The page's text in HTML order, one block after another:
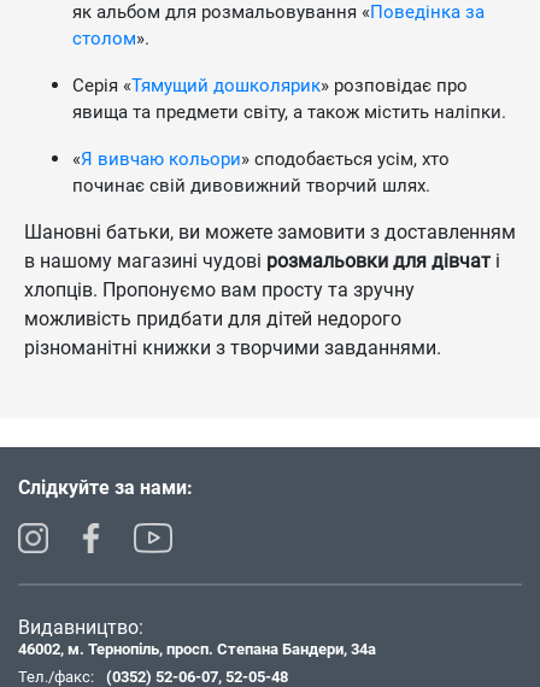
як альбом для розмальовування «Поведінка за
столом».
Серія «Тямущий дошколярик» розповідає про
явища та предмети світу, а також містить наліпки.
«Я вивчаю кольори» сподобається усім, хто
починає свій дивовижний творчий шлях.
Шановні батьки, ви можете замовити з доставленням
в нашому магазині чудові розмальовки для дівчат і
хлопців. Пропонуємо вам просту та зручну
можливість придбати для дітей недорого
різноманітні книжки з творчими завданнями.
Слідкуйте за нами:
Видавництво:
46002, м. Тернопіль, просп. Степана Бандери, 34а
Тел./факс:
(0352) 52-06-07, 52-05-48